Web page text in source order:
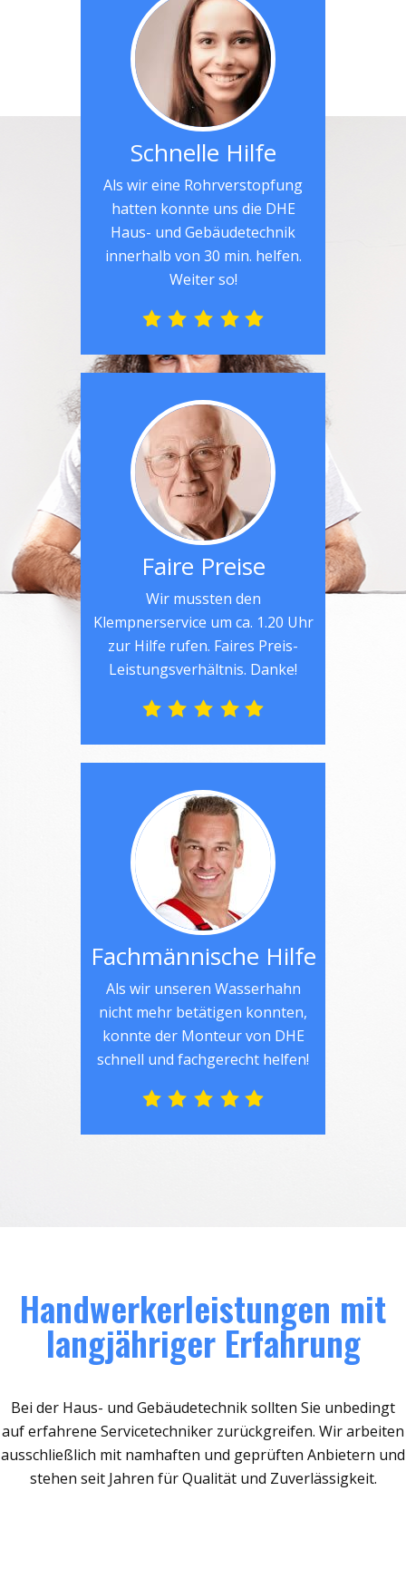
Schnelle Hilfe
Als wir eine Rohrverstopfung
hatten konnte uns die DHE
Haus- und Gebäudetechnik
innerhalb von 30 min. helfen.
Weiter so!
Faire Preise
Wir mussten den
Klempnerservice um ca. 1.20 Uhr
zur Hilfe rufen. Faires Preis-
Leistungsverhältnis. Danke!
Fachmännische Hilfe
Als wir unseren Wasserhahn
nicht mehr betätigen konnten,
konnte der Monteur von DHE
schnell und fachgerecht helfen!
Handwerkerleistungen mit
langjähriger Erfahrung
Bei der Haus- und Gebäudetechnik sollten Sie unbedingt
auf erfahrene Servicetechniker zurückgreifen. Wir arbeiten
ausschließlich mit namhaften und geprüften Anbietern und
stehen seit Jahren für Qualität und Zuverlässigkeit.